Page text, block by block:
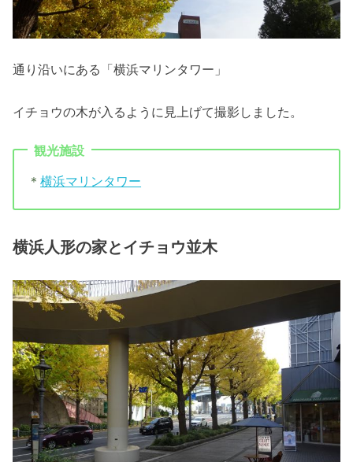
通り沿いにある「横浜マリンタワー」
イチョウの木が入るように見上げて撮影しました。
観光施設
＊横浜マリンタワー
横浜人形の家とイチョウ並木